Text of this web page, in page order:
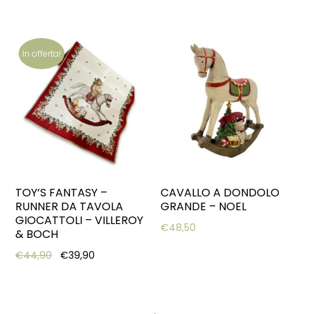
In offerta!
TOY’S FANTASY –
RUNNER DA TAVOLA
GIOCATTOLI – VILLEROY
& BOCH
€44,90 Original price was: €44,90.
€39,90
CAVALLO A DONDOLO
GRANDE – NOEL
€48,50